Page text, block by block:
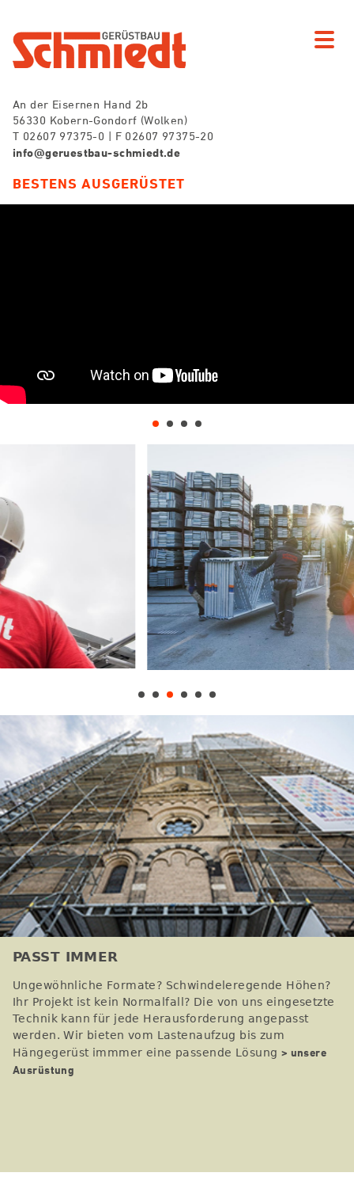
An der Eisernen Hand 2b
56330 Kobern-Gondorf (Wolken)
T 02607 97375-0 | F 02607 97375-20
info@geruestbau-schmiedt.de
BESTENS AUSGERÜSTET
PASST IMMER
Ungewöhnliche Formate? Schwindeleregende Höhen?
Ihr Projekt ist kein Normalfall? Die von uns eingesetzte
Technik kann für jede Herausforderung angepasst
werden. Wir bieten vom Lastenaufzug bis zum
Hängegerüst immmer eine passende Lösung > unsere
Ausrüstung